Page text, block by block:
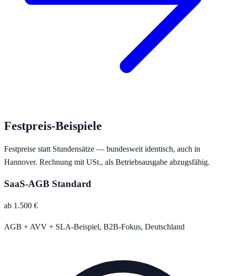
Festpreis-Beispiele
Festpreise statt Stundensätze — bundesweit identisch, auch in
Hannover. Rechnung mit USt., als Betriebsausgabe abzugsfähig.
SaaS-AGB Standard
ab 1.500 €
AGB + AVV + SLA-Beispiel, B2B-Fokus, Deutschland